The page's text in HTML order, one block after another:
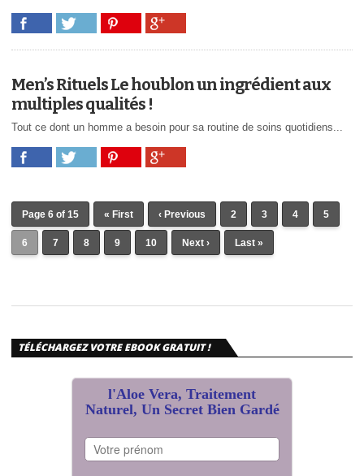
Men’s Rituels Le houblon un ingrédient aux
multiples qualités !
Tout ce dont un homme a besoin pour sa routine de soins quotidiens...
Page 6 of 15 « First ‹ Previous 2 3 4 5
6 7 8 9 10 Next › Last »
TÉLÉCHARGEZ VOTRE EBOOK GRATUIT !
l'Aloe Vera, Traitement
Naturel, Un Secret Bien Gardé